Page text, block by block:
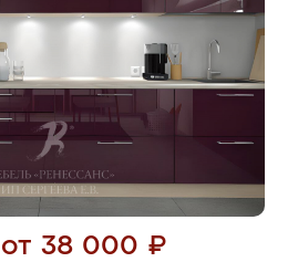
38 000 ₽